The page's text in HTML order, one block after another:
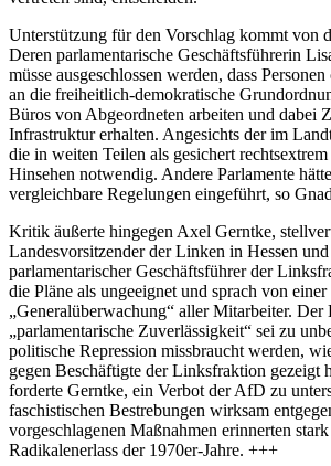
Unterstützung für den Vorschlag kommt von
Deren parlamentarische Geschäftsführerin
müsse ausgeschlossen werden, dass
an die freiheitlich-demokratische
Büros von Abgeordneten arbeiten und dabei
Infrastruktur erhalten. Angesichts der im
die in weiten Teilen als gesichert
Hinsehen notwendig. Andere Parlamente
vergleichbare Regelungen eingeführt, so
Kritik äußerte hingegen Axel Gerntke,
Landesvorsitzender der Linken in Hessen
parlamentarischer Geschäftsführer der
die Pläne als ungeeignet und sprach von einer
„Generalüberwachung“ aller Mitarbeiter.
„parlamentarische Zuverlässigkeit“ sei zu
politische Repression missbraucht werden,
gegen Beschäftigte der Linksfraktion gezeigt
forderte Gerntke, ein Verbot der AfD zu
faschistischen Bestrebungen wirksam
vorgeschlagenen Maßnahmen erinnerten
Radikalenerlass der 1970er-Jahre. +++